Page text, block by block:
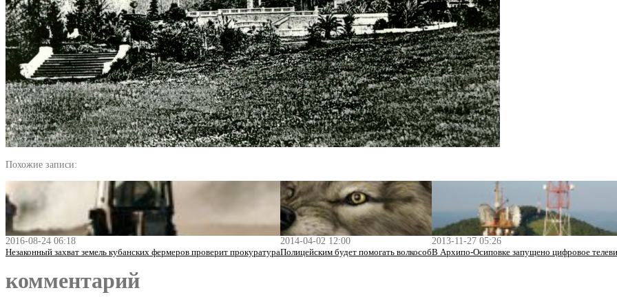
Похожие записи:
2016-08-24 06:18
Незаконный захват земель кубанских фермеров проверит прокуратура
2014-04-02 12:00
Полицейским будет помогать волкособ
2013-11-27 05:26
В Архипо-Осиповке запущено цифровое
комментарий